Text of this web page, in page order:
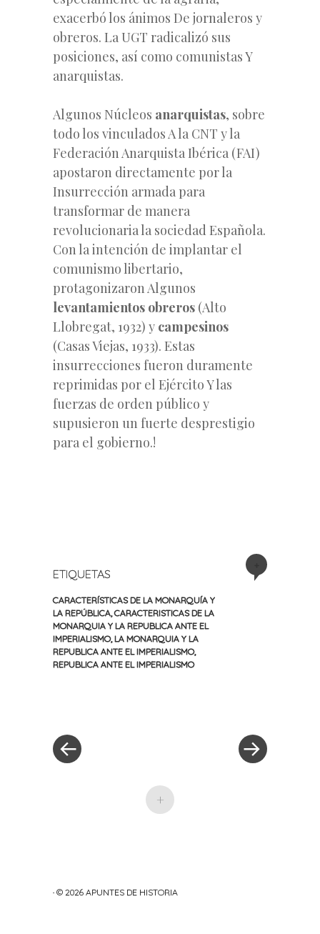
exacerbó los ánimos De jornaleros y
obreros. La UGT radicalizó sus
posiciones, así como comunistas Y
anarquistas.
Algunos Núcleos anarquistas, sobre
todo los vinculados A la CNT y la
Federación Anarquista Ibérica (FAI)
apostaron directamente por la
Insurrección armada para
transformar de manera
revolucionaria la sociedad Española.
Con la intención de implantar el
comunismo libertario,
protagonizaron Algunos
levantamientos obreros (Alto
Llobregat, 1932) y campesinos
(Casas Viejas, 1933). Estas
insurrecciones fueron duramente
reprimidas por el Ejército Y las
fuerzas de orden público y
supusieron un fuerte desprestigio
para el gobierno.!
ETIQUETAS
CARACTERÍSTICAS DE LA MONARQUÍA Y
LA REPÚBLICA ,CARACTERISTICAS DE LA
MONARQUIA Y LA REPUBLICA ANTE EL
IMPERIALISMO, LA MONARQUIA Y LA
REPUBLICA ANTE EL IMPERIALISMO,
REPUBLICA ANTE EL IMPERIALISMO
entradas
+
· © 2026 APUNTES DE HISTORIA